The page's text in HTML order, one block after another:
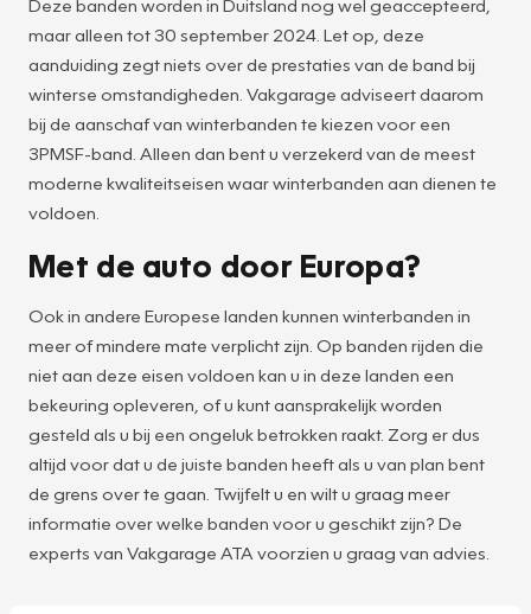
Deze banden worden in Duitsland nog wel geaccepteerd,
maar alleen tot 30 september 2024. Let op, deze
aanduiding zegt niets over de prestaties van de band bij
winterse omstandigheden. Vakgarage adviseert daarom
bij de aanschaf van winterbanden te kiezen voor een
3PMSF-band. Alleen dan bent u verzekerd van de meest
moderne kwaliteitseisen waar winterbanden aan dienen te
voldoen.
Met de auto door Europa?
Ook in andere Europese landen kunnen winterbanden in
meer of mindere mate verplicht zijn. Op banden rijden die
niet aan deze eisen voldoen kan u in deze landen een
bekeuring opleveren, of u kunt aansprakelijk worden
gesteld als u bij een ongeluk betrokken raakt. Zorg er dus
altijd voor dat u de juiste banden heeft als u van plan bent
de grens over te gaan. Twijfelt u en wilt u graag meer
informatie over welke banden voor u geschikt zijn? De
experts van Vakgarage ATA voorzien u graag van advies.